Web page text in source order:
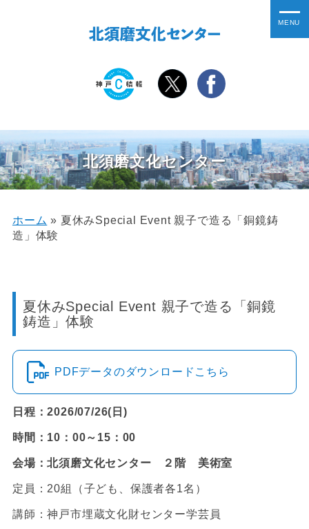
北須磨文化センター
ホーム » 夏休みSpecial Event 親子で造る「銅鏡鋳
造」体験
夏休みSpecial Event 親子で造る「銅鏡
鋳造」体験
PDFデータのダウンロードこちら
日程：2026/07/26(日)
時間：10：00～15：00
会場：北須磨文化センター ２階 美術室
定員：20組（子ども、保護者各1名）
講師：神戸市埋蔵文化財センター学芸員